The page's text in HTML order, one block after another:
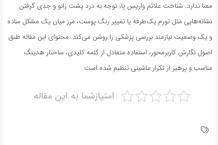
معنا ندارد. شناخت علائم واریس پا، توجه به درد پشت زانو و جدی گرفتن
نشانه‌هایی مثل تورم یک‌طرفه یا تغییر رنگ پوست، مرز میان یک مشکل ساده
و یک وضعیت نیازمند بررسی پزشکی را روشن می‌کند. محتوای این مقاله طبق
اصول نگارش کاربرمحور، استفاده متعادل از کلمه کلیدی، ساختار هدینگ
مناسب و پرهیز از تکرار ماشینی تنظیم شده است.
امتیازشما به این مقاله